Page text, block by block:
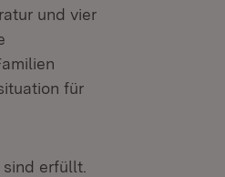
und vier
für
erfüllt.